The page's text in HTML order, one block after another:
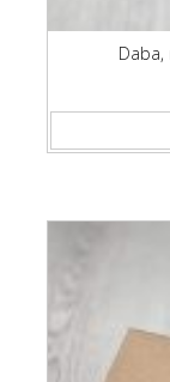
Daba,